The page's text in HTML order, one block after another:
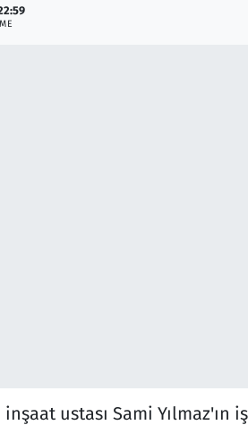
ustası Sami Yılmaz'ın iş